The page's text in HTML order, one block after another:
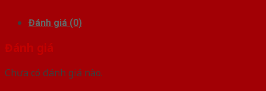
Đánh giá (0)
Đánh giá
Chưa có đánh giá nào.